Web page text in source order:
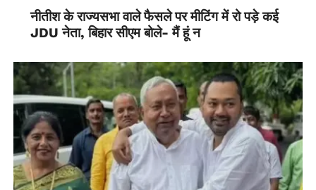
नीतीश के राज्यसभा वाले फैसले पर मीटिंग में रो पड़े कई
JDU नेता, बिहार सीएम बोले- मैं हूं न